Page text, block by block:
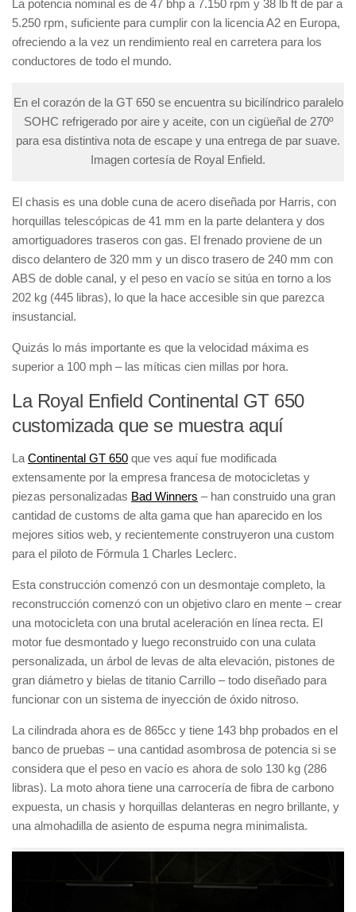
La potencia nominal es de 47 bhp a 7.150 rpm y 38 lb ft de par a
5.250 rpm, suficiente para cumplir con la licencia A2 en Europa,
ofreciendo a la vez un rendimiento real en carretera para los
conductores de todo el mundo.
En el corazón de la GT 650 se encuentra su bicilíndrico paralelo
SOHC refrigerado por aire y aceite, con un cigüeñal de 270º
para esa distintiva nota de escape y una entrega de par suave.
Imagen cortesía de Royal Enfield.
El chasis es una doble cuna de acero diseñada por Harris, con
horquillas telescópicas de 41 mm en la parte delantera y dos
amortiguadores traseros con gas. El frenado proviene de un
disco delantero de 320 mm y un disco trasero de 240 mm con
ABS de doble canal, y el peso en vacío se sitúa en torno a los
202 kg (445 libras), lo que la hace accesible sin que parezca
insustancial.
Quizás lo más importante es que la velocidad máxima es
superior a 100 mph – las míticas cien millas por hora.
La Royal Enfield Continental GT 650
customizada que se muestra aquí
La Continental GT 650 que ves aquí fue modificada
extensamente por la empresa francesa de motocicletas y
piezas personalizadas Bad Winners – han construido una gran
cantidad de customs de alta gama que han aparecido en los
mejores sitios web, y recientemente construyeron una custom
para el piloto de Fórmula 1 Charles Leclerc.
Esta construcción comenzó con un desmontaje completo, la
reconstrucción comenzó con un objetivo claro en mente – crear
una motocicleta con una brutal aceleración en línea recta. El
motor fue desmontado y luego reconstruido con una culata
personalizada, un árbol de levas de alta elevación, pistones de
gran diámetro y bielas de titanio Carrillo – todo diseñado para
funcionar con un sistema de inyección de óxido nitroso.
La cilindrada ahora es de 865cc y tiene 143 bhp probados en el
banco de pruebas – una cantidad asombrosa de potencia si se
considera que el peso en vacío es ahora de solo 130 kg (286
libras). La moto ahora tiene una carrocería de fibra de carbono
expuesta, un chasis y horquillas delanteras en negro brillante, y
una almohadilla de asiento de espuma negra minimalista.